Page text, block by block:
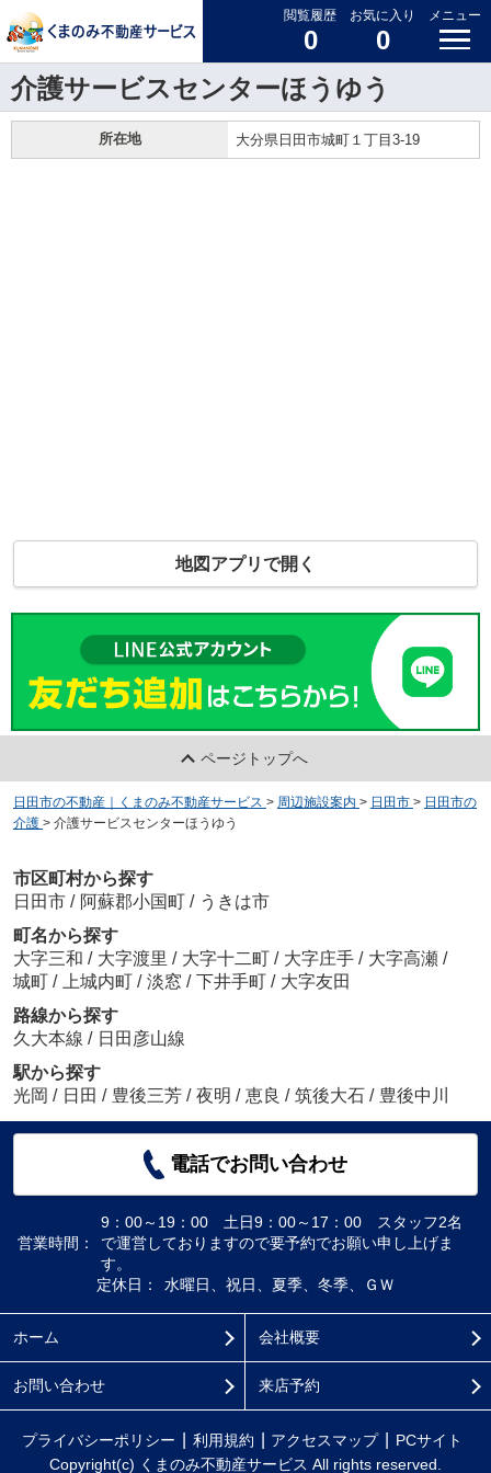
閲覧履歴
0
お気に入り
0
メニュー
介護サービスセンターほうゆう
所在地 大分県日田市城町１丁目3-19
地図アプリで開く
ページトップへ
日田市の不動産｜くまのみ不動産サービス > 周辺施設案内 > 日田市 > 日田市の
介護 > 介護サービスセンターほうゆう
市区町村から探す
日田市 / 阿蘇郡小国町 / うきは市
町名から探す
大字三和 / 大字渡里 / 大字十二町 / 大字庄手 / 大字高瀬 /
城町 / 上城内町 / 淡窓 / 下井手町 / 大字友田
路線から探す
久大本線 / 日田彦山線
駅から探す
光岡 / 日田 / 豊後三芳 / 夜明 / 恵良 / 筑後大石 / 豊後中川
電話でお問い合わせ
営業時間：
9：00～19：00 土日9：00～17：00 スタッフ2名
で運営しておりますので要予約でお願い申し上げま
す。
定休日：
水曜日、祝日、夏季、冬季、ＧＷ
ホーム 会社概要
お問い合わせ 来店予約
プライバシーポリシー 利用規約 アクセスマップ
PCサイト
Copyright(c) くまのみ不動産サービス All rights reserved.